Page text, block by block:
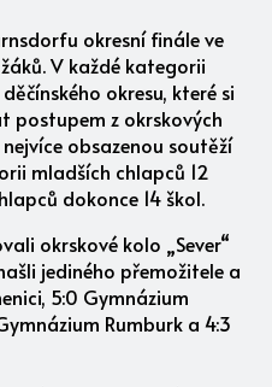
okresní finále ve
V každé kategorii
okresu, které si
postupem z okrskových
obsazenou soutěží
mladších chlapců 12
dokonce 14 škol.
okrskové kolo „Sever“
jediného přemožitele a
5:0 Gymnázium
Rumburk a 4:3